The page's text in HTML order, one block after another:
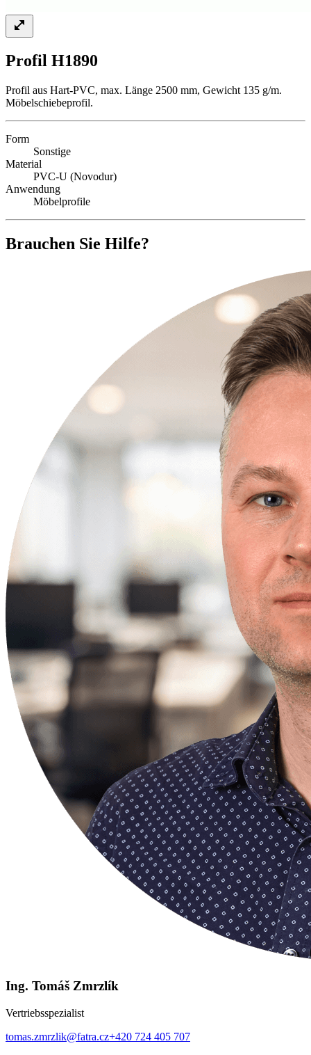
Profil H1890
Profil aus Hart-PVC, max. Länge 2500 mm, Gewicht 135 g/m.
Möbelschiebeprofil.
Form
Sonstige
Material
PVC-U (Novodur)
Anwendung
Möbelprofile
Brauchen Sie Hilfe?
Ing. Tomáš Zmrzlík
Vertriebsspezialist
tomas.zmrzlik@fatra.cz+420 724 405 707